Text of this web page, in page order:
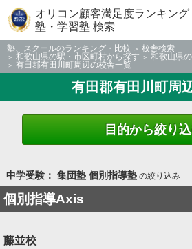
オリコン顧客満足度ランキング
塾・学習塾 検索
塾、スクールのランキング・比較
校舎検索
和歌山県の駅・市区町村から探す
和歌山県
有田郡有田川町周辺の校舎一覧
有田郡有田川町周
目的から絞り
中学受験： 集団塾 個別指導塾の絞り込み
個別指導Axis
藤並校